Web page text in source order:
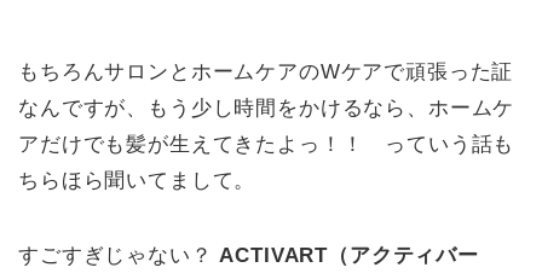
もちろんサロンとホームケアのWケアで頑張った証
なんですが、もう少し時間をかけるなら、ホームケ
アだけでも髪が生えてきたよっ！！ っていう話も
ちらほら聞いてまして。
すごすぎじゃない？ACTIVART（アクティバー